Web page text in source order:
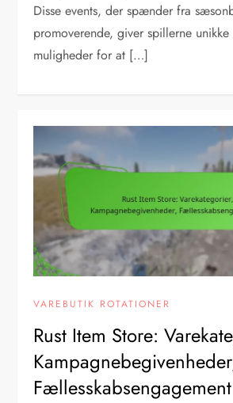
Disse events, der spænder fra
promoverende, giver spillerne
muligheder for at […]
VAREBUTIK ROTATIONER
Rust Item Store:
Fællesskabsengagement